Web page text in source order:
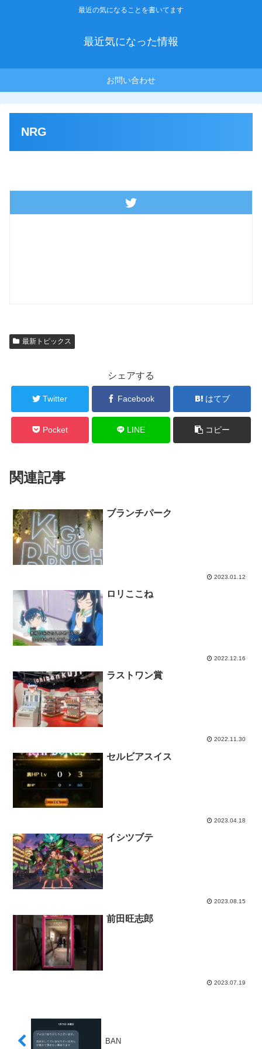
最近の気になることを書いてます
最近気になった情報
お問い合わせ
NRG
最新トピックス
シェアする
Twitter Facebook はてブ
Pocket LINE コピー
関連記事
ブランチパーク
2023.01.12
ロリここね
2022.12.16
ラストワン賞
2022.11.30
セルビアスイス
2023.04.18
イシツブテ
2023.08.15
前田旺志郎
2023.07.19
BAN